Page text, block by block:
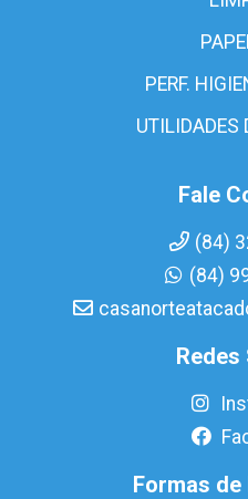
PERF.
UTILIDADES
Fale
(84)
(84)
Redes
Formas